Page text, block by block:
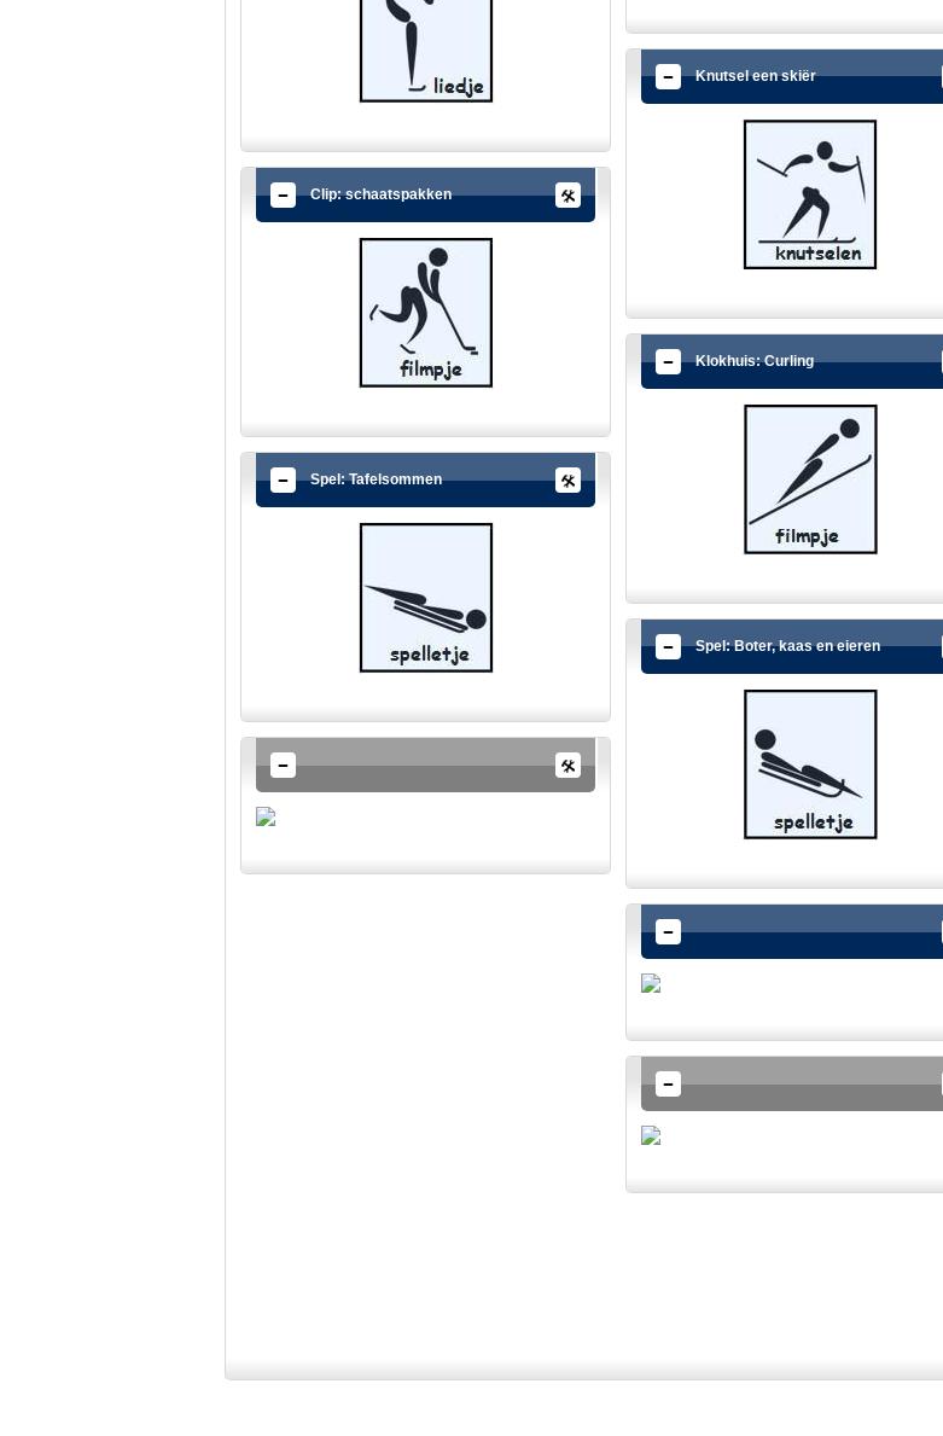
Clip: schaatspakken
Spel: Tafelsommen
Knutsel een skiër
Klokhuis: Curling
Spel: Boter, kaas en eieren